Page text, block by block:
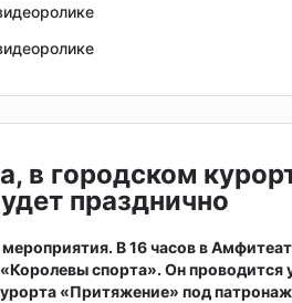
в городском
празднично
В 16 часов в
спорта». Он проводится
«Притяжение» под